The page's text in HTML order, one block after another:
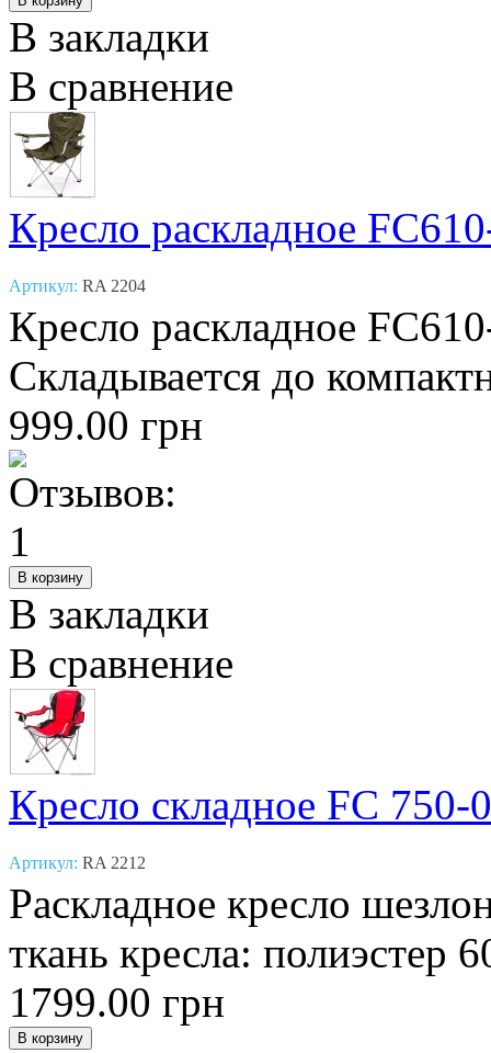
В закладки
В сравнение
Кресло раскладное
Артикул: RA 2204
Кресло раскладное
Складывается до
999.00 грн
В закладки
В сравнение
Кресло складное FC 750-
Артикул: RA 2212
Раскладное кресло
ткань кресла: полиэстер
1799.00 грн